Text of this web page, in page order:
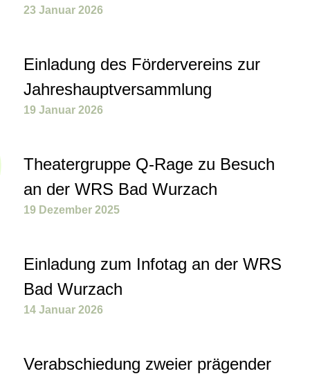
23 Januar 2026
Einladung des Fördervereins zur
Jahreshauptversammlung
19 Januar 2026
Theatergruppe Q-Rage zu Besuch
an der WRS Bad Wurzach
19 Dezember 2025
Einladung zum Infotag an der WRS
Bad Wurzach
14 Januar 2026
Verabschiedung zweier prägender